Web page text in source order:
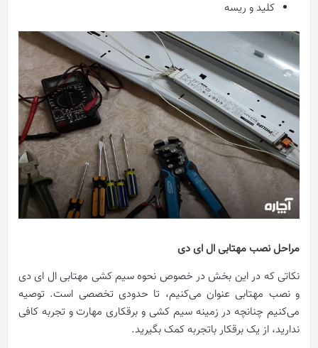
کلید و ریسه
مراحل نصب مهتابی ال ای دی
نکاتی که در این بخش در خصوص نحوه سیم کشی مهتابی ال ای دی
و نصب مهتابی عنوان می‌کنیم، تا حدودی تخصصی است. توصیه
می‌کنیم چنانچه در زمینه سیم کشی و برقکاری مهارت و تجربه کافی
ندارید، از یک برقکار باتجربه کمک بگیرید.